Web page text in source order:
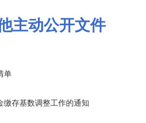
主动公开文件
单
缴存基数调整工作的通知